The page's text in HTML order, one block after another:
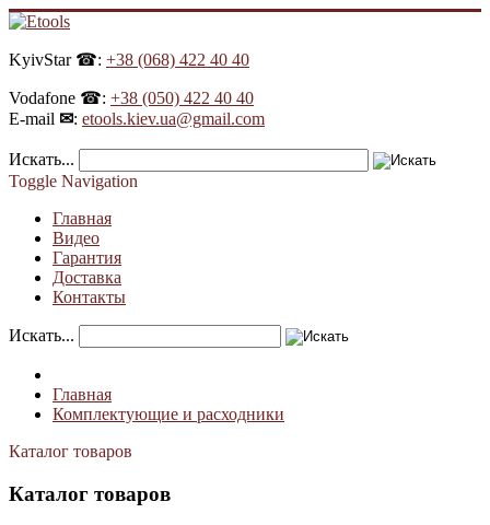
KyivStar ☎: +38 (068) 422 40 40
Vodafone ☎: +38 (050) 422 40 40
E-mail ✉: etools.kiev.ua@gmail.com
Искать...
Toggle Navigation
Главная
Видео
Гарантия
Доставка
Контакты
Искать...
Главная
Комплектующие и расходники
Каталог товаров
Каталог товаров